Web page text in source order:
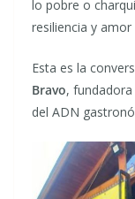
lo pobre o
resiliencia y
Esta es la
Bravo,
del ADN